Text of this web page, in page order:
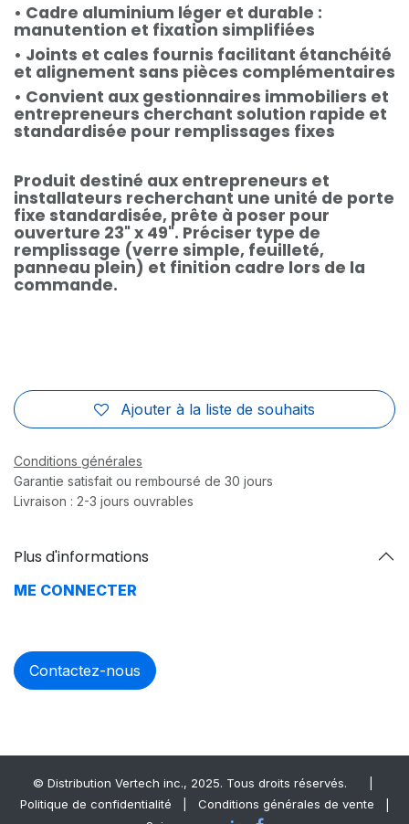
• Cadre aluminium léger et durable :
manutention et fixation simplifiées
• Joints et cales fournis facilitant étanchéité
et alignement sans pièces complémentaires
• Convient aux gestionnaires immobiliers et
entrepreneurs cherchant solution rapide et
standardisée pour remplissages fixes
Produit destiné aux entrepreneurs et
installateurs recherchant une unité de porte
fixe standardisée, prête à poser pour
ouverture 23" x 49". Préciser type de
remplissage (verre simple, feuilleté,
panneau plein) et finition cadre lors de la
commande.
Ajouter à la liste de souhaits
Conditions générales
Garantie satisfait ou remboursé de 30 jours
Livraison : 2-3 jours ouvrables
Plus d'informations
ME CONNECTER
Contactez-nous
© Distrib​ution Vertech ​inc., 2025. Tous droits réservés.
Politique de confidentialité
Conditions générales de vente